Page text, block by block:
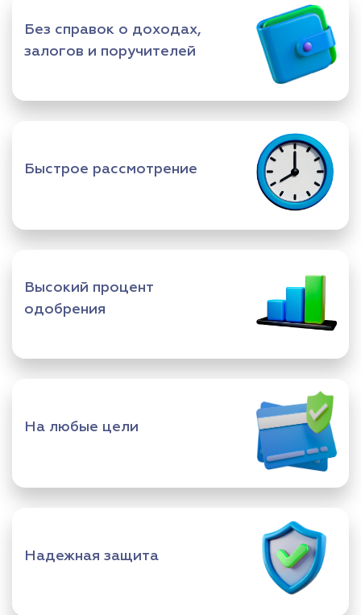
Без справок о доходах,
залогов и поручителей
Быстрое рассмотрение
Высокий процент
одобрения
На любые цели
Надежная защита